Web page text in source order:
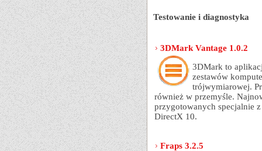
Testowanie i diagnostyka
3DMark Vantage 1.0.2
3DMark to
zestawów
trójwymiarowej.
również w przemyśle.
przygotowanych specjalnie
DirectX 10.
Fraps 3.2.5